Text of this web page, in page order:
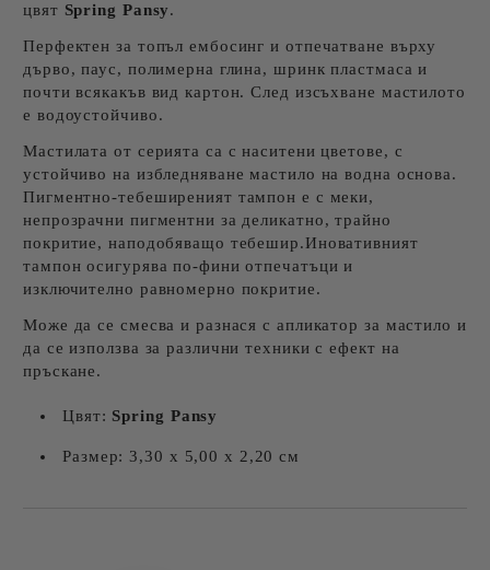
цвят Spring Pansy.
Перфектен за топъл ембосинг и отпечатване върху
дърво, паус, полимерна глина, шринк пластмаса и
почти всякакъв вид картон. След изсъхване мастилото
е водоустойчиво.
Мастилата от серията са с наситени цветове, с
устойчиво на избледняване мастило на водна основа.
Пигментно-тебеширеният тампон е с меки,
непрозрачни пигментни за деликатно, трайно
покритие, наподобяващо тебешир.Иновативният
тампон осигурява по-фини отпечатъци и
изключително равномерно покритие.
Може да се смесва и разнася с апликатор за мастило и
да се използва за различни техники с ефект на
пръскане.
Цвят: Spring Pansy
Размер: 3,30 х 5,00 х 2,20 см